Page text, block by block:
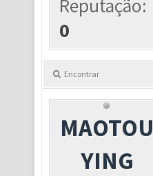
Reputação:
0
Encontrar
MAOTOU
YING